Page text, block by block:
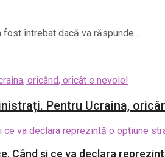
întrebat dacă va răspunde...
Pentru Ucraina,
Când și ce va declara